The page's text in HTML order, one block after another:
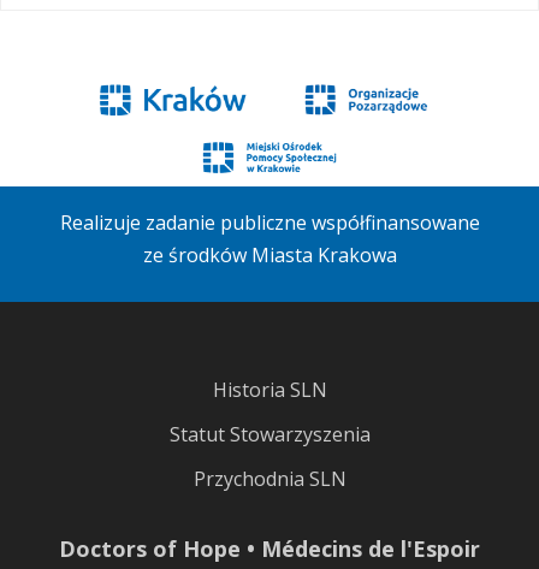
Realizuje zadanie publiczne współfinansowane
ze środków Miasta Krakowa
Historia SLN
Statut Stowarzyszenia
Przychodnia SLN
Doctors of Hope • Médecins de l'Espoir